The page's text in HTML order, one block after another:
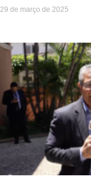
29 de março de 2025